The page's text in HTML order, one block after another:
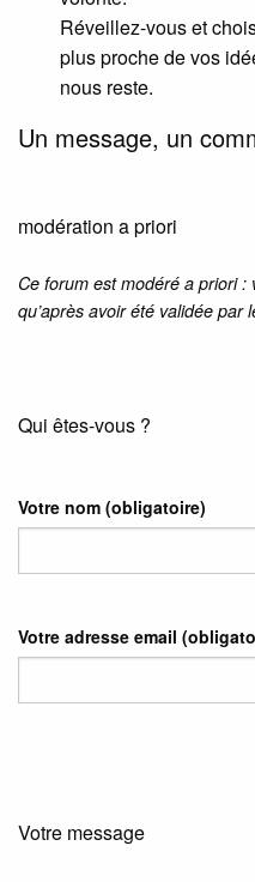
Réveillez-vous et
plus proche de vos
nous reste.
Un message, un
modération a priori
Ce forum est modéré a priori :
qu’après avoir été validée par
Qui êtes-vous ?
Votre nom (obligatoire)
Votre adresse email
Votre message